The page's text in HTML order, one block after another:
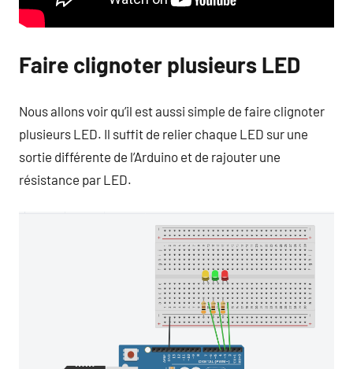
Faire clignoter plusieurs LED
Nous allons voir qu’il est aussi simple de faire clignoter
plusieurs LED. Il suffit de relier chaque LED sur une
sortie différente de l’Arduino et de rajouter une
résistance par LED.